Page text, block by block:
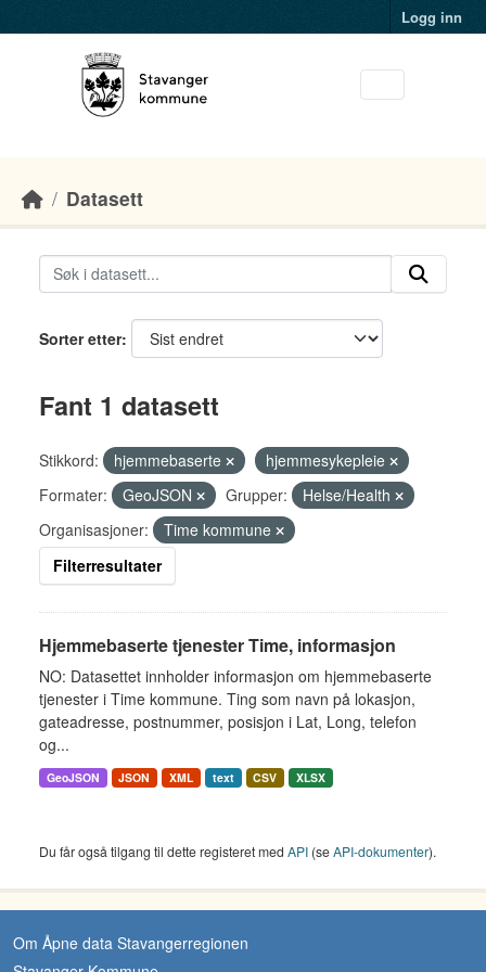
Logg inn
Datasett
Sorter etter
Fant 1 datasett
Stikkord: hjemmebaserte
hjemmesykepleie
Formater:
GeoJSON Grupper:
Helse/Health
Organisasjoner:
Time kommune
Filterresultater
Hjemmebaserte tjenester Time, informasjon
NO: Datasettet innholder informasjon om hjemmebaserte
tjenester i Time kommune. Ting som navn på lokasjon,
gateadresse, postnummer, posisjon i Lat, Long, telefon
og...
GeoJSON JSON XML text CSV XLSX
Du får også tilgang til dette registeret med API (seAPI-dokumenter).
Om Åpne data Stavangerregionen